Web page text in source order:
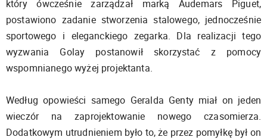
który ówcześnie zarządzał marką Audemars Piguet,
postawiono zadanie stworzenia stalowego, jednocześnie
sportowego i eleganckiego zegarka. Dla realizacji tego
wyzwania Golay postanowił skorzystać z pomocy
wspomnianego wyżej projektanta.
Według opowieści samego Geralda Genty miał on jeden
wieczór na zaprojektowanie nowego czasomierza.
Dodatkowym utrudnieniem było to, że przez pomyłkę był on